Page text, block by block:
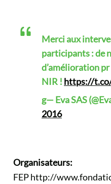
Merci aux
participants : de
d’amélioration
NIR ! https://
g— Eva SAS
2016
Organisateurs:
FEPhttp://